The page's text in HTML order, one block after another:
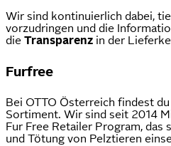
Wir sind kontinuierlich dabei,
vorzudringen und die
die Transparenz in der
Furfree
Bei OTTO Österreich findest
Sortiment. Wir sind seit 2014
Fur Free Retailer Program, das
und Tötung von Pelztieren